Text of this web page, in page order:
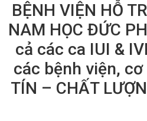
BỆNH VIỆN HỖ
NAM HỌC ĐỨC
cả các ca IUI &
các bệnh viện, cơ
TÍN – CHẤT